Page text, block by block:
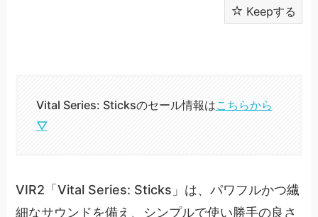
Keepする
Vital Series: Sticksのセール情報はこちらから
▽
VIR2「Vital Series: Sticks」は、パワフルかつ繊
細なサウンドを備え、シンプルで使い勝手の良さ